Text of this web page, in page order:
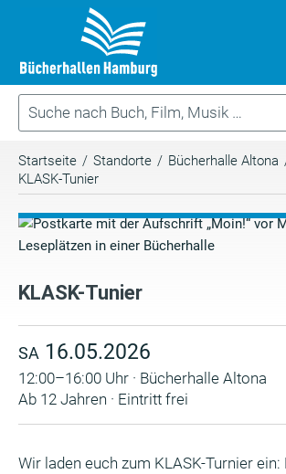
Startseite / Standorte / Bücherhalle Altona
KLASK-Tunier
KLASK-Tunier
SA 16.05.2026
12:00–16:00 Uhr · Bücherhalle Altona
Ab 12 Jahren · Eintritt frei
Wir laden euch zum KLASK-Turnier